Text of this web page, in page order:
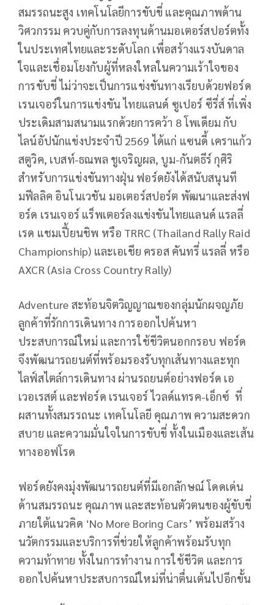
สมรรถนะสูง เทคโนโลยีการขับขี่ และคุณภาพด้าน
วิศวกรรม ควบคู่กับการลงทุนด้านมอเตอร์สปอร์ตทั้ง
ในประเทศไทยและระดับโลก เพื่อสร้างแรงบันดาล
ใจและเชื่อมโยงกับผู้ที่หลงใหลในความเร้าใจของ
การขับขี่ ไม่ว่าจะเป็นการแข่งขันทางเรียบด้วยฟอร์ด
เรนเจอร์ในการแข่งขัน ไทยแลนด์ ซูเปอร์ ซีรี่ส์ ที่เพิ่ง
ประเดิมสามสนามแรกด้วยการคว้า 8 โพเดียม กับ
ไลน์อัปนักแข่งประจำปี 2569 ได้แก่ แซนดี้ เคราแก้ว
สตูวิค, เบสท์-ธณพล ชูเจริญผล, บูม-กันตธีร์ กุศิริ
สำหรับการแข่งขันทางฝุ่น ฟอร์ดยังได้สนับสนุนที
มฟีลลิค อินโนเวชัน มอเตอร์สปอร์ต พัฒนาและส่งฟ
อร์ด เรนเจอร์ แร็พเตอร์ลงแข่งขันไทยแลนด์ แรลลี่
เรด แชมเปี้ยนชิพ หรือ TRRC (Thailand Rally Raid
Championship) และเอเชีย ครอส คันทรี่ แรลลี่ หรือ
AXCR (Asia Cross Country Rally)
Adventure สะท้อนจิตวิญญาณของกลุ่มนักผจญภัย
ลูกค้าที่รักการเดินทาง การออกไปค้นหา
ประสบการณ์ใหม่ และการใช้ชีวิตนอกกรอบ ฟอร์ด
จึงพัฒนารถยนต์ที่พร้อมรองรับทุกเส้นทางและทุก
ไลฟ์สไตล์การเดินทาง ผ่านรถยนต์อย่างฟอร์ด เอ
เวอเรสต์ และฟอร์ด เรนเจอร์ ไวลด์แทรค-เอ็กซ์ ที่
ผสานทั้งสมรรถนะ เทคโนโลยี คุณภาพ ความสะดวก
สบาย และความมั่นใจในการขับขี่ ทั้งในเมืองและเส้น
ทางออฟโรด
ฟอร์ดยังคงมุ่งพัฒนารถยนต์ที่มีเอกลักษณ์ โดดเด่น
ด้านสมรรถนะ คุณภาพ และสะท้อนตัวตนของผู้ขับขี่
ภายใต้แนวคิด ‘No More Boring Cars’ พร้อมสร้าง
นวัตกรรมและบริการที่ช่วยให้ลูกค้าพร้อมรับทุก
ความท้าทาย ทั้งในการทำงาน การใช้ชีวิต และการ
ออกไปค้นหาประสบการณ์ใหม่ที่น่าตื่นเต้นไปอีกขั้น